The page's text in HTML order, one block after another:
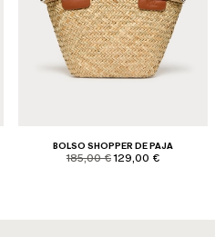
BOLSO SHOPPER DE PAJA
product.price.original
185,00 €product.price.sale
129,00 €